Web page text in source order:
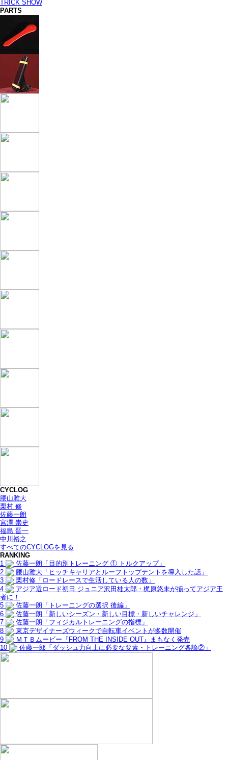
TRICK SHOW
PARTS
CYCLOG
腰山雅大
栗村 修
佐藤一朗
宮澤 崇史
福島 晋一
中川裕之
すべてのCYCLOGを見る
RANKING
1
佐藤一朗「目的別トレーニング ① トルクアップ」
2
腰山雅大「ヒッチキャリアとルーフトップテントを導入した話」
3
栗村修「ロードレースで生活している人の数」
4
アジア選ロード初日 ジュニア沢田桂太郎・梶原悠未が揃ってアジア王
者に！
5
佐藤一朗「トレーニングの選択 後編」
6
佐藤一朗「新しいシーズン・新しい目標・新しいチャレンジ」
7
佐藤一朗「フィジカルトレーニングの指標」
8
東京デザイナーズウィークで自転車イベントが多数開催
9
ＭＴＢムービー『FROM THE INSIDE OUT』まもなく発売
10
佐藤一郎「ダッシュ力向上に必要な要素・トレーニング各論②」